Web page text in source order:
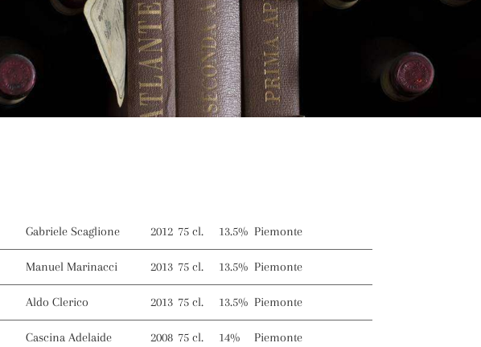
Gabriele Scaglione 2012 75 cl. 13.5% Piemonte
Manuel Marinacci 2013 75 cl. 13.5% Piemonte
Aldo Clerico 2013 75 cl. 13.5% Piemonte
Cascina Adelaide 2008 75 cl. 14% Piemonte